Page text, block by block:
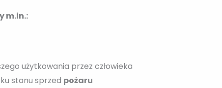
m.in.:
użytkowania przez człowieka
stanu sprzed pożaru